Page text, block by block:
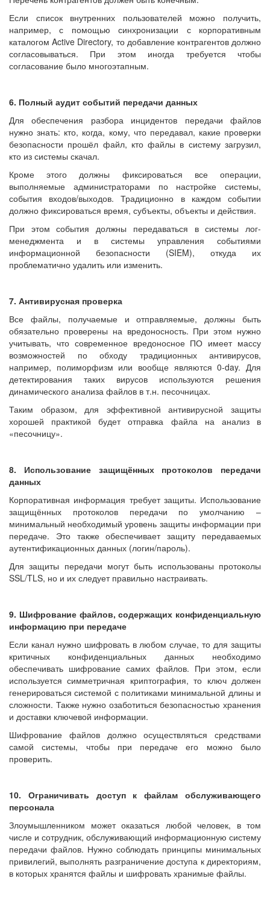
Если список внутренних пользователей можно получить,
например, с помощью синхронизации с корпоративным
каталогом Active Directory, то добавление контрагентов должно
согласовываться. При этом иногда требуется чтобы
согласование было многоэтапным.
6. Полный аудит событий передачи данных
Для обеспечения разбора инцидентов передачи файлов
нужно знать: кто, когда, кому, что передавал, какие проверки
безопасности прошёл файл, кто файлы в систему загрузил,
кто из системы скачал.
Кроме этого должны фиксироваться все операции,
выполняемые администраторами по настройке системы,
события входов/выходов. Традиционно в каждом событии
должно фиксироваться время, субъекты, объекты и действия.
При этом события должны передаваться в системы лог-
менеджмента и в системы управления событиями
информационной безопасности (SIEM), откуда их
проблематично удалить или изменить.
7. Антивирусная проверка
Все файлы, получаемые и отправляемые, должны быть
обязательно проверены на вредоносность. При этом нужно
учитывать, что современное вредоносное ПО имеет массу
возможностей по обходу традиционных антивирусов,
например, полиморфизм или вообще являются 0-day. Для
детектирования таких вирусов используются решения
динамического анализа файлов в т.н. песочницах.
Таким образом, для эффективной антивирусной защиты
хорошей практикой будет отправка файла на анализ в
«песочницу».
8. Использование защищённых протоколов передачи
данных
Корпоративная информация требует защиты. Использование
защищённых протоколов передачи по умолчанию –
минимальный необходимый уровень защиты информации при
передаче. Это также обеспечивает защиту передаваемых
аутентификационных данных (логин/пароль).
Для защиты передачи могут быть использованы протоколы
SSL/TLS, но и их следует правильно настраивать.
9. Шифрование файлов, содержащих конфиденциальную
информацию при передаче
Если канал нужно шифровать в любом случае, то для защиты
критичных конфиденциальных данных необходимо
обеспечивать шифрование самих файлов. При этом, если
используется симметричная криптография, то ключ должен
генерироваться системой с политиками минимальной длины и
сложности. Также нужно озаботиться безопасностью хранения
и доставки ключевой информации.
Шифрование файлов должно осуществляться средствами
самой системы, чтобы при передаче его можно было
проверить.
10. Ограничивать доступ к файлам обслуживающего
персонала
Злоумышленником может оказаться любой человек, в том
числе и сотрудник, обслуживающий информационную систему
передачи файлов. Нужно соблюдать принципы минимальных
привилегий, выполнять разграничение доступа к директориям,
в которых хранятся файлы и шифровать хранимые файлы.